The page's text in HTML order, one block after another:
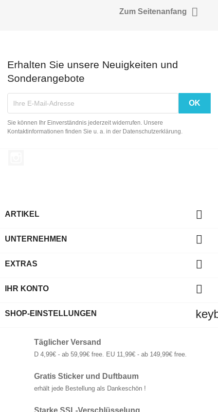
Zum Seitenanfang 
Erhalten Sie unsere Neuigkeiten und
Sonderangebote
Sie können Ihr Einverständnis jederzeit widerrufen. Unsere
Kontaktinformationen finden Sie u. a. in der Datenschutzerklärung.
ARTIKEL 
UNTERNEHMEN 
EXTRAS 
IHR KONTO 
SHOP-EINSTELLUNGEN
Täglicher Versand
D 4,99€ - ab 59,99€ free. EU 11,99€ - ab 149,99€ free.
Gratis Sticker und Duftbaum
erhält jede Bestellung als Dankeschön !
Starke SSL-Verschlüsselung